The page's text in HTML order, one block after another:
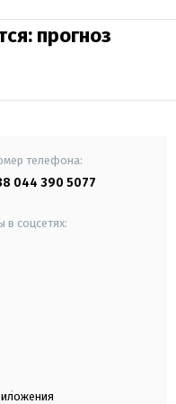
прогноз
телефона:
044 390 5077
в соцсетях: